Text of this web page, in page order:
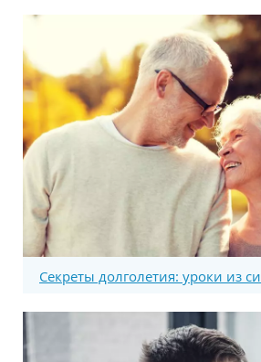
Секреты долголетия: уроки из